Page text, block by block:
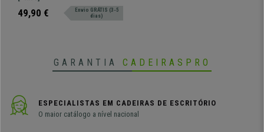
Tecido, Cor Cinzento
design contemporâneo, perfeito
para ambientes profissionais.
49,90 €
Envio GRÁTIS (3-5
dias)
GARANTIA CADEIRASPRO
ESPECIALISTAS EM CADEIRAS DE ESCRITÓRIO
O maior catálogo a nível nacional